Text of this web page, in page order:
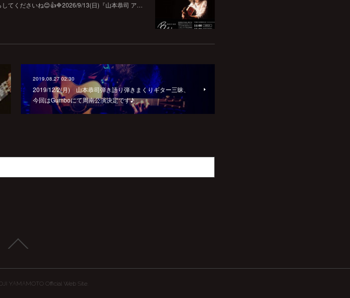
てくださいね😊👍🔷2026/9/13(日)『山本恭司 ア…
2019.08.27 02:30
2019/12/2(月) 山本恭司弾き語り弾きまくりギター三昧、
今回はGumboにて周南公演決定です♪
YAMAMOTO Official Web Site